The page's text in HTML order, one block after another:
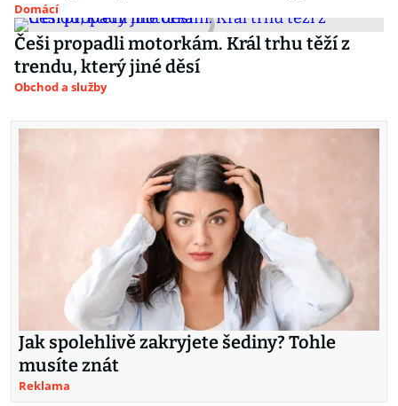
Domácí
Češi propadli motorkám. Král trhu těží z
trendu, který jiné děsí
Obchod a služby
Jak spolehlivě zakryjete šediny? Tohle
musíte znát
Reklama